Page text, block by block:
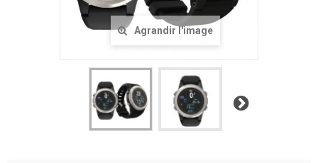
Agrandir l'image
Suivant